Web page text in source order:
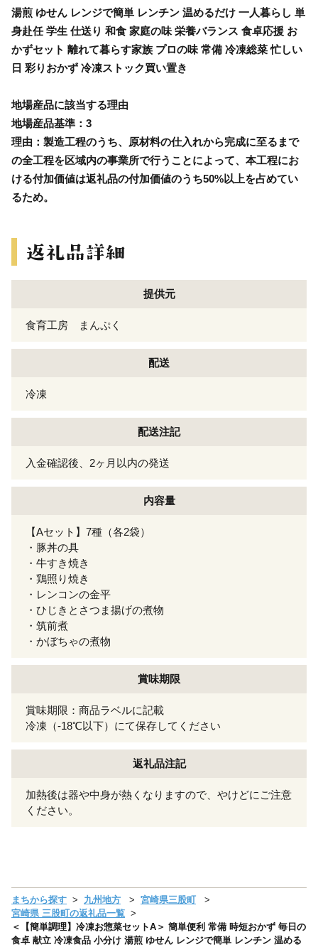
湯煎 ゆせん レンジで簡単 レンチン 温めるだけ 一人暮らし 単
身赴任 学生 仕送り 和食 家庭の味 栄養バランス 食卓応援 お
かずセット 離れて暮らす家族 プロの味 常備 冷凍総菜 忙しい
日 彩りおかず 冷凍ストック買い置き
地場産品に該当する理由
地場産品基準：3
理由：製造工程のうち、原材料の仕入れから完成に至るまで
の全工程を区域内の事業所で行うことによって、本工程にお
ける付加価値は返礼品の付加価値のうち50%以上を占めてい
るため。
提供元
食育工房 まんぷく
配送
冷凍
配送注記
入金確認後、2ヶ月以内の発送
内容量
【Aセット】7種（各2袋）
・豚丼の具
・牛すき焼き
・鶏照り焼き
・レンコンの金平
・ひじきとさつま揚げの煮物
・筑前煮
・かぼちゃの煮物
賞味期限
賞味期限：商品ラベルに記載
冷凍（-18℃以下）にて保存してください
返礼品注記
加熱後は器や中身が熱くなりますので、やけどにご注意
ください。
まちから探す 九州地方
宮崎県三股町
宮崎県 三股町の返礼品一覧
＜【簡単調理】冷凍お惣菜セットA＞ 簡単便利 常備 時短おかず 毎日の
食卓 献立 冷凍食品 小分け 湯煎 ゆせん レンジで簡単 レンチン 温める